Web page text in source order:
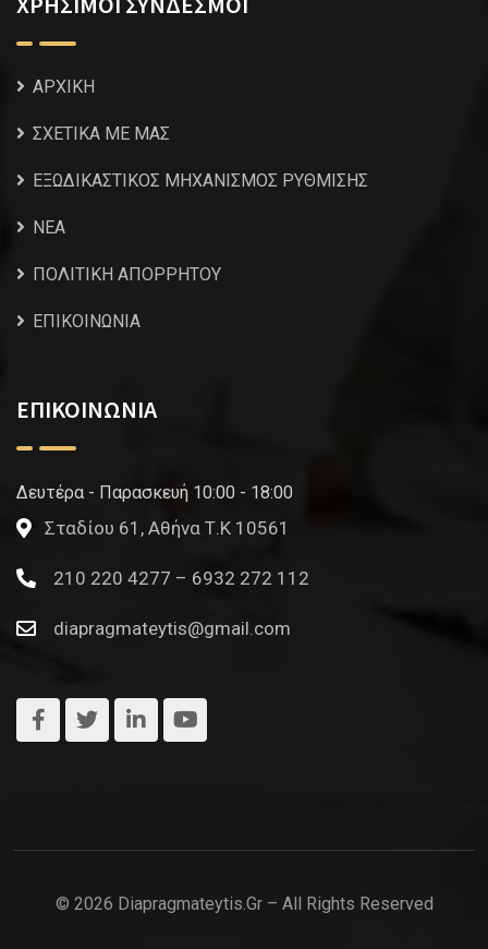
ΑΡΧΙΚΗ
ΣΧΕΤΙΚΑ ΜΕ ΜΑΣ
ΕΞΩΔΙΚΑΣΤΙΚΟΣ ΜΗΧΑΝΙΣΜΟΣ ΡΥΘΜΙΣΗΣ
NEA
ΠΟΛΙΤΙΚΗ ΑΠΟΡΡΗΤΟΥ
ΕΠΙΚΟΙΝΩΝΙΑ
ΕΠΙΚΟΙΝΩΝΙΑ
Δευτέρα - Παρασκευή 10:00 - 18:00
Σταδίου 61, Αθήνα Τ.Κ 10561
210 220 4277 – 6932 272 112
diapragmateytis@gmail.com
© 2026 Diapragmateytis.gr – All Rights Reserved